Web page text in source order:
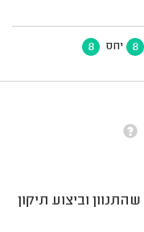
8 יחס 8
וביצוע תיקון